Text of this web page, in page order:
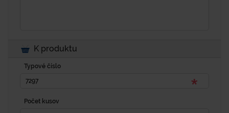
K produktu
Typové číslo
Počet kusov